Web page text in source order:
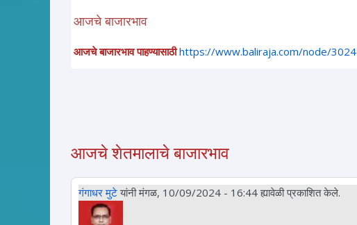
आजचे बाजारभाव
आजचे बाजारभाव पाहण्यासाठी https://www.baliraja.com/node/3024
आजचे शेतमालाचे बाजारभाव
गंगाधर मुटेयांनी मंगळ, 10/09/2024 - 16:44 ह्यावेळी प्रकाशित केले.